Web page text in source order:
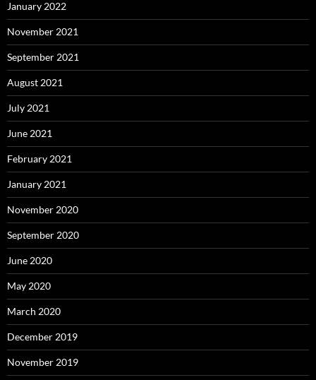
January 2022
November 2021
September 2021
August 2021
July 2021
June 2021
February 2021
January 2021
November 2020
September 2020
June 2020
May 2020
March 2020
December 2019
November 2019